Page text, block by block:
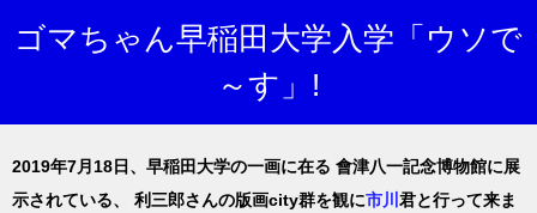
ゴマちゃん早稲田大学入学「ウソで
～す」!
2019年7月18日、早稲田大学の一画に在る 會津八一記念博物館に展
示されている、
利三郎さんの版画city群を観に市川 君と行って来ま